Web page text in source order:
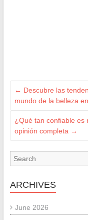
← Descubre las
mundo de la belleza
¿Qué tan confiable es
opinión completa →
ARCHIVES
June 2026